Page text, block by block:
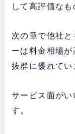
して高評価なも
次の章で他社
ーは料金相場
抜群に優れてい
サービス面が
す。